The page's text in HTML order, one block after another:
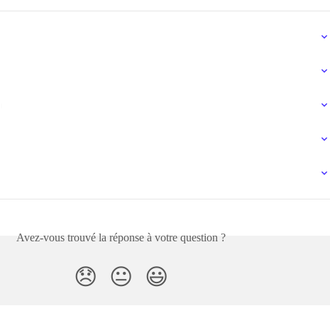
Avez-vous trouvé la réponse à votre question ?
😞 😐 😃